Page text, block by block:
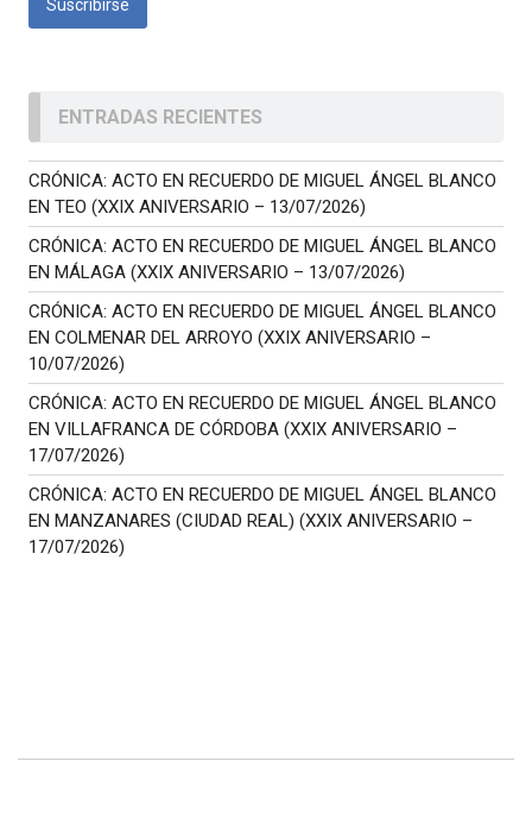
ENTRADAS RECIENTES
CRÓNICA: ACTO EN RECUERDO DE MIGUEL ÁNGEL BLANCO
EN TEO (XXIX ANIVERSARIO – 13/07/2026)
CRÓNICA: ACTO EN RECUERDO DE MIGUEL ÁNGEL BLANCO
EN MÁLAGA (XXIX ANIVERSARIO – 13/07/2026)
CRÓNICA: ACTO EN RECUERDO DE MIGUEL ÁNGEL BLANCO
EN COLMENAR DEL ARROYO (XXIX ANIVERSARIO –
10/07/2026)
CRÓNICA: ACTO EN RECUERDO DE MIGUEL ÁNGEL BLANCO
EN VILLAFRANCA DE CÓRDOBA (XXIX ANIVERSARIO –
17/07/2026)
CRÓNICA: ACTO EN RECUERDO DE MIGUEL ÁNGEL BLANCO
EN MANZANARES (CIUDAD REAL) (XXIX ANIVERSARIO –
17/07/2026)